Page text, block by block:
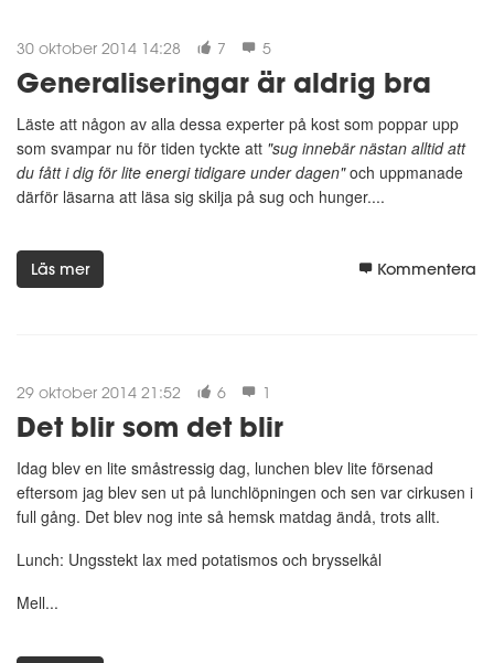
30 oktober 2014 14:28 7 5
Generaliseringar är aldrig bra
Läste att någon av alla dessa experter på kost som poppar upp
som svampar nu för tiden tyckte att "sug innebär nästan alltid att
du fått i dig för lite energi tidigare under dagen"och uppmanade
därför läsarna att läsa sig skilja på sug och hunger....
Läs mer Kommentera
29 oktober 2014 21:52 6 1
Det blir som det blir
Idag blev en lite småstressig dag, lunchen blev lite försenad
eftersom jag blev sen ut på lunchlöpningen och sen var cirkusen i
full gång. Det blev nog inte så hemsk matdag ändå, trots allt.
Lunch: Ungsstekt lax med potatismos och brysselkål
Mell...